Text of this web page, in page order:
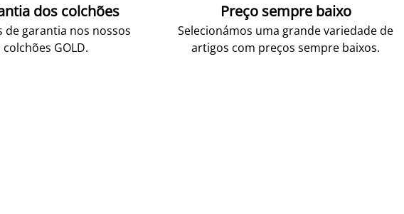
dos colchões
de garantia nos nossos
colchões GOLD.
Preço sempre baixo
Selecionámos uma grande variedade de
artigos com preços sempre baixos.